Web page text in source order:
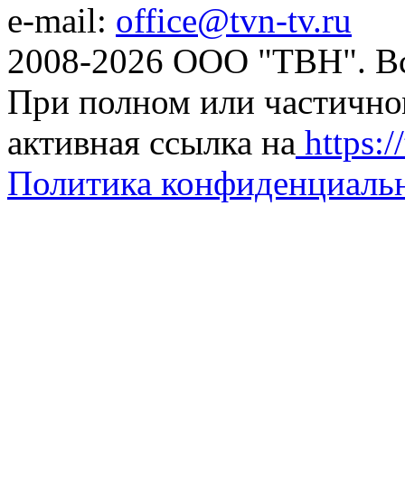
e-mail: office@tvn-tv.ru
2008-2026 ООО "ТВН".
При полном или
активная ссылка на
Политика